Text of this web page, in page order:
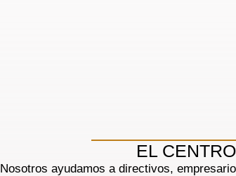
EL
Nosotros ayudamos a directivos,